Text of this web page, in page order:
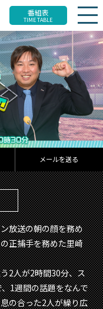
番組表
TIME TABLE
メールを送る
放送の朝の顔を務め
正捕手を務めた里崎
2人が2時間30分、ス
1週間の話題をなんで
の合った2人が繰り広